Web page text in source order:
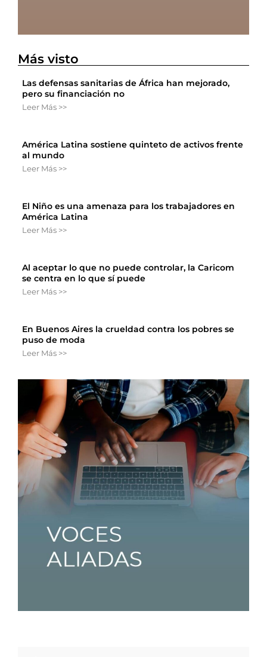
Más visto
Las defensas sanitarias de África han mejorado,
pero su financiación no
Leer Más >>
América Latina sostiene quinteto de activos frente
al mundo
Leer Más >>
El Niño es una amenaza para los trabajadores en
América Latina
Leer Más >>
Al aceptar lo que no puede controlar, la Caricom
se centra en lo que sí puede
Leer Más >>
En Buenos Aires la crueldad contra los pobres se
puso de moda
Leer Más >>